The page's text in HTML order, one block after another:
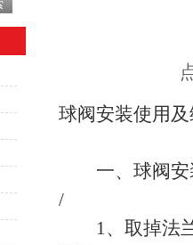
球阀安装使用
一、球阀安
/
1、取掉法兰